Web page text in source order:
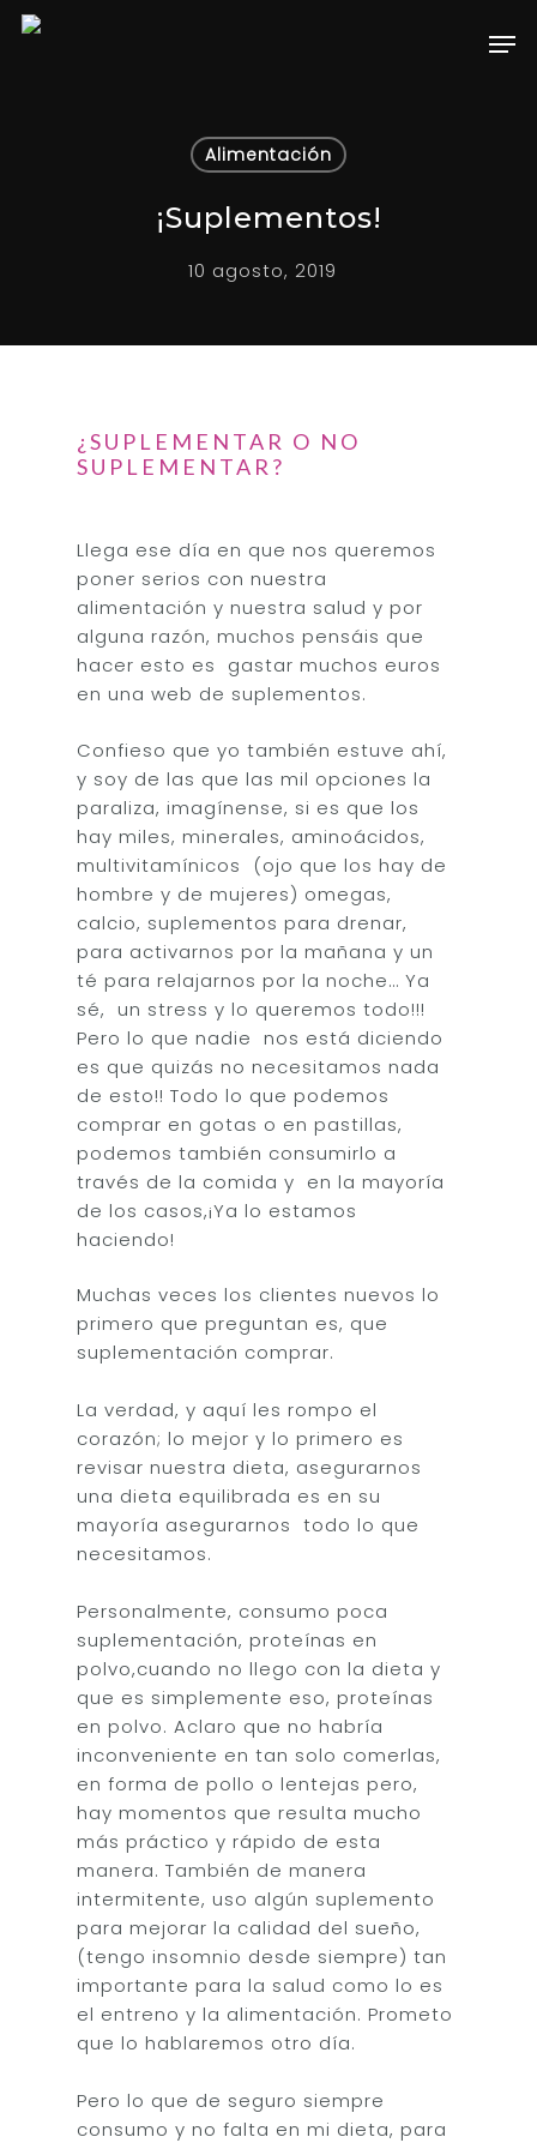
Hit enter to search or ESC to close
Alimentación
¡Suplementos!
10 agosto, 2019
¿SUPLEMENTAR O NO
SUPLEMENTAR?
Llega ese día en que nos queremos
poner serios con nuestra
alimentación y nuestra salud y por
alguna razón, muchos pensáis que
hacer esto es gastar muchos euros
en una web de suplementos.
Confieso que yo también estuve ahí,
y soy de las que las mil opciones la
paraliza, imagínense, si es que los
hay miles, minerales, aminoácidos,
multivitamínicos (ojo que los hay de
hombre y de mujeres) omegas,
calcio, suplementos para drenar,
para activarnos por la mañana y un
té para relajarnos por la noche… Ya
sé, un stress y lo queremos todo!!!
Pero lo que nadie nos está diciendo
es que quizás no necesitamos nada
de esto!! Todo lo que podemos
comprar en gotas o en pastillas,
podemos también consumirlo a
través de la comida y en la mayoría
de los casos,¡Ya lo estamos
haciendo!
Muchas veces los clientes nuevos lo
primero que preguntan es, que
suplementación comprar.
La verdad, y aquí les rompo el
corazón; lo mejor y lo primero es
revisar nuestra dieta, asegurarnos
una dieta equilibrada es en su
mayoría asegurarnos todo lo que
necesitamos.
Personalmente, consumo poca
suplementación, proteínas en
polvo,cuando no llego con la dieta y
que es simplemente eso, proteínas
en polvo. Aclaro que no habría
inconveniente en tan solo comerlas,
en forma de pollo o lentejas pero,
hay momentos que resulta mucho
más práctico y rápido de esta
manera. También de manera
intermitente, uso algún suplemento
para mejorar la calidad del sueño,
(tengo insomnio desde siempre) tan
importante para la salud como lo es
el entreno y la alimentación. Prometo
que lo hablaremos otro día.
Pero lo que de seguro siempre
consumo y no falta en mi dieta, para